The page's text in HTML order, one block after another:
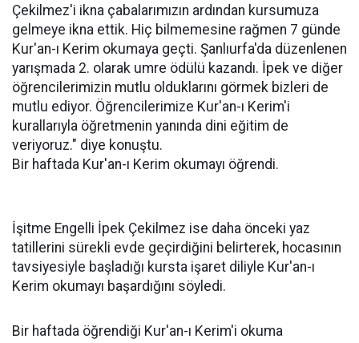
Çekilmez'i ikna çabalarımızın ardından kursumuza
gelmeye ikna ettik. Hiç bilmemesine rağmen 7 günde
Kur'an-ı Kerim okumaya geçti. Şanlıurfa'da düzenlenen
yarışmada 2. olarak umre ödülü kazandı. İpek ve diğer
öğrencilerimizin mutlu olduklarını görmek bizleri de
mutlu ediyor. Öğrencilerimize Kur'an-ı Kerim'i
kurallarıyla öğretmenin yanında dini eğitim de
veriyoruz." diye konuştu.
Bir haftada Kur'an-ı Kerim okumayı öğrendi.
İşitme Engelli İpek Çekilmez ise daha önceki yaz
tatillerini sürekli evde geçirdiğini belirterek, hocasının
tavsiyesiyle başladığı kursta işaret diliyle Kur'an-ı
Kerim okumayı başardığını söyledi.
Bir haftada öğrendiği Kur'an-ı Kerim'i okuma